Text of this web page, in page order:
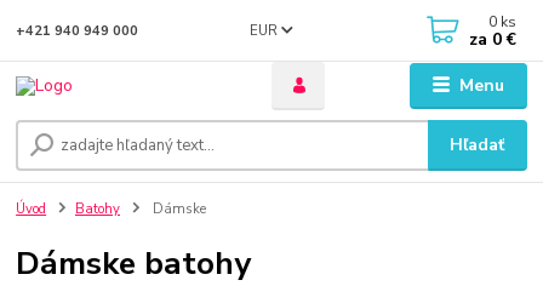
Menu
EUR
Hľadať
+421 940 949 000 0 ks
za 0 €
Úvod Batohy Dámske
Dámske batohy